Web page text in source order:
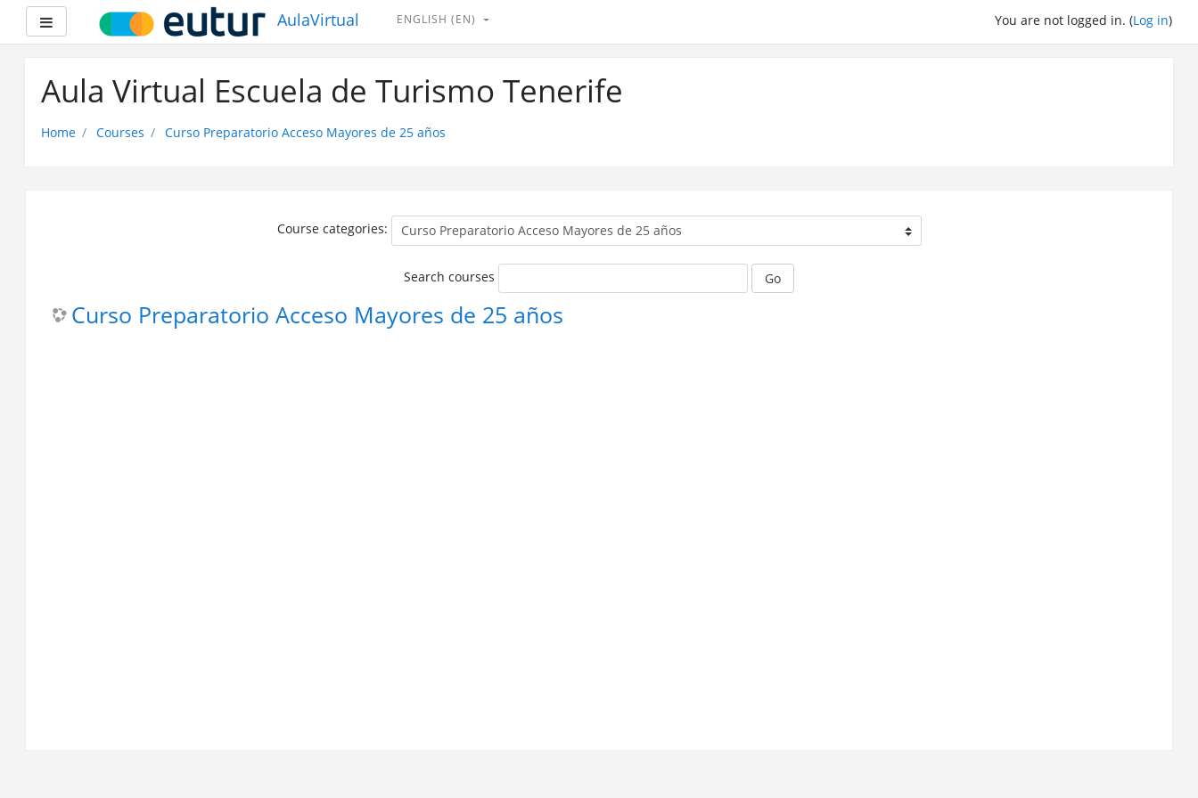
Side panel AulaVirtual You are not logged in. (Log in)
ENGLISH ‎(EN)‎
Aula Virtual Escuela de Turismo Tenerife
Home Courses Curso Preparatorio Acceso Mayores de 25 años
Course categories:
Search courses Go
Curso Preparatorio Acceso Mayores de 25 años